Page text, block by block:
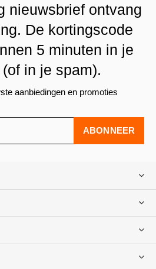
nieuwsbrief ontvang
De kortingscode
5 minuten in je
in je spam).
aanbiedingen en promoties
ABONNEER